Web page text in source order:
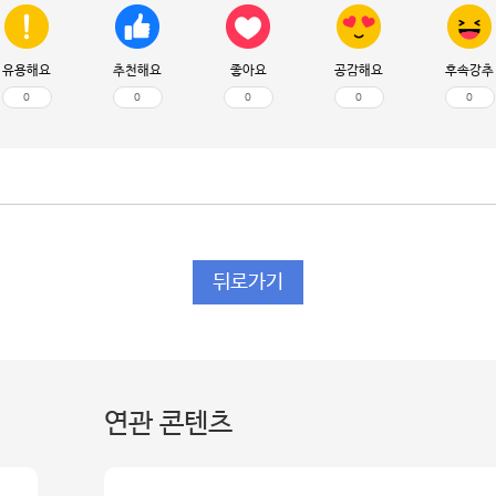
유용해요
0
추천해요
0
좋아요
0
공감해요
0
후속강추
0
뒤로가기
연관 콘텐츠